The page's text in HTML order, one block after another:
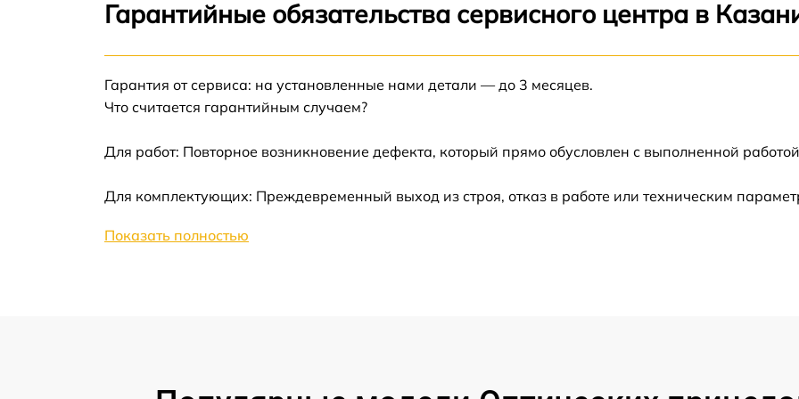
Калибровка и настройка тепловизора
Ремонт датчика синхроимпульсов от 60 мин
Ремонт оптики
Восстановление питания от 60 мин
Замена ключей управления от 60 мин
Гарантийные обязательства сервисного центра в
Гарантия от сервиса: на установленные нами детали — до 3 месяцев.
Что считается гарантийным случаем?
Для работ: Повторное возникновение дефекта, который прямо обусловлен с выполненной
Для комплектующих: Преждевременный выход из строя, отказ в работе или техническим
Показать полностью